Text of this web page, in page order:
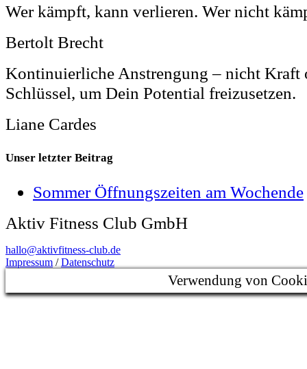
Wer kämpft, kann verlieren. Wer nicht
Bertolt Brecht
Kontinuierliche Anstrengung – nicht Kraft
Schlüssel, um Dein Potential freizusetzen.
Liane Cardes
Unser letzter Beitrag
Sommer Öffnungszeiten am Wochende
Aktiv Fitness Club GmbH
hallo@aktivfitness-club.de
Impressum /Datenschutz
Verwendung von